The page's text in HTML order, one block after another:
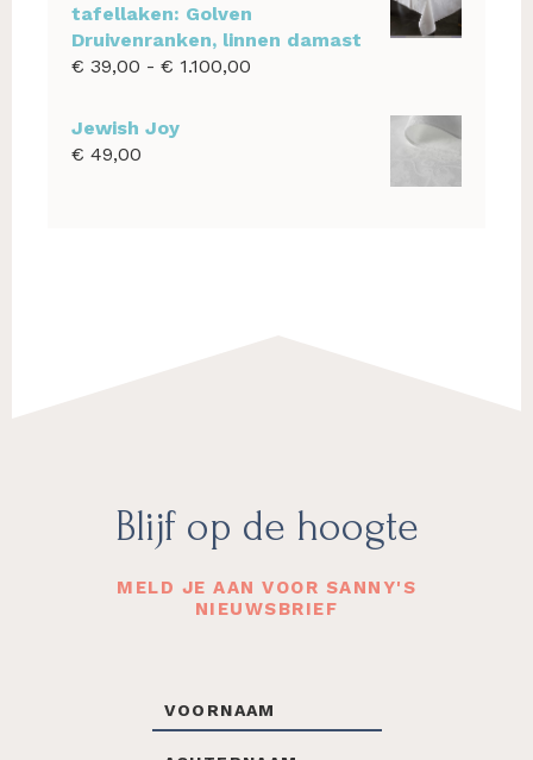
tafellaken: Golven
Druivenranken, linnen damast
€ 39,00 - € 1.100,00
Jewish Joy
€ 49,00
FooterBlijf op de hoogte
MELD JE AAN VOOR SANNY'S
NIEUWSBRIEF